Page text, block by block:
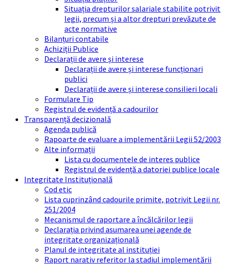
Situația drepturilor salariale stabilite potrivit
legii, precum și a altor drepturi prevăzute de
acte normative
Bilanțuri contabile
Achiziții Publice
Declarații de avere și interese
Declarații de avere și interese funcționari
publici
Declarații de avere și interese consilieri locali
Formulare Tip
Registrul de evidență a cadourilor
Transparență decizională
Agenda publică
Rapoarte de evaluare a implementării Legii 52/2003
Alte informații
Lista cu documentele de interes publice
Registrul de evidență a datoriei publice locale
Integritate Instituțională
Cod etic
Lista cuprinzând cadourile primite, potrivit Legii nr.
251/2004
Mecanismul de raportare a încălcărilor legii
Declarația privind asumarea unei agende de
integritate organizațională
Planul de integritate al instituției
Raport narativ referitor la stadiul implementării